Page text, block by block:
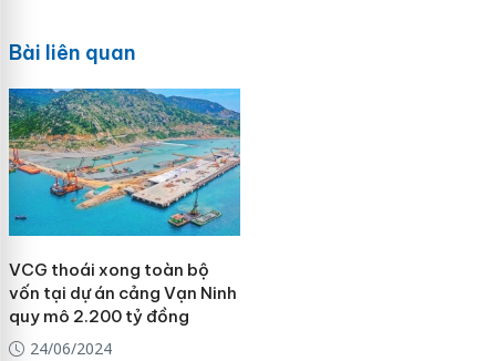
Bài liên quan
VCG thoái xong toàn bộ
vốn tại dự án cảng Vạn Ninh
quy mô 2.200 tỷ đồng
24/06/2024